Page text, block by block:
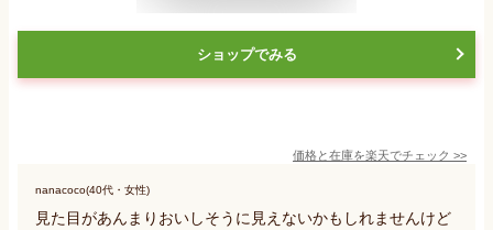
ショップでみる
価格と在庫を楽天でチェック >>
nanacoco(40代・女性)
見た目があんまりおいしそうに見えないかもしれませんけど